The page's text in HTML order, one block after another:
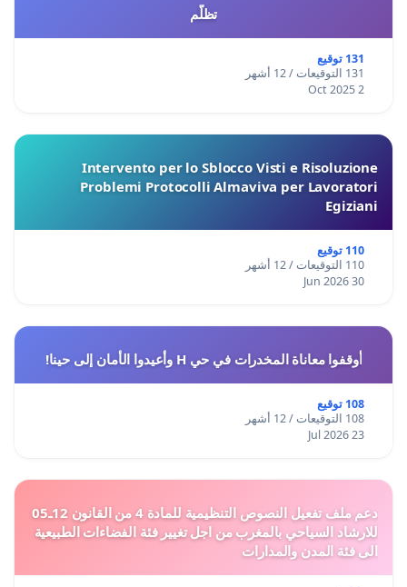
تظلّم
131 توقيع
131 التوقيعات / 12 أشهر
2 Oct 2025
Intervento per lo Sblocco Visti e Risoluzione
Problemi Protocolli Almaviva per Lavoratori
Egiziani
110 توقيع
110 التوقيعات / 12 أشهر
30 Jun 2026
أوقفوا معاناة المخدرات في حي H وأعيدوا الأمان إلى حينا!
108 توقيع
108 التوقيعات / 12 أشهر
23 Jul 2026
دعم ملف تفعيل النصوص التنظيمية للمادة 4 من القانون 12ـ05
للارشاد السياحي بالمغرب من اجل تغيير فئة الفضاءات الطبيعية
الى فئة المدن والمدارات